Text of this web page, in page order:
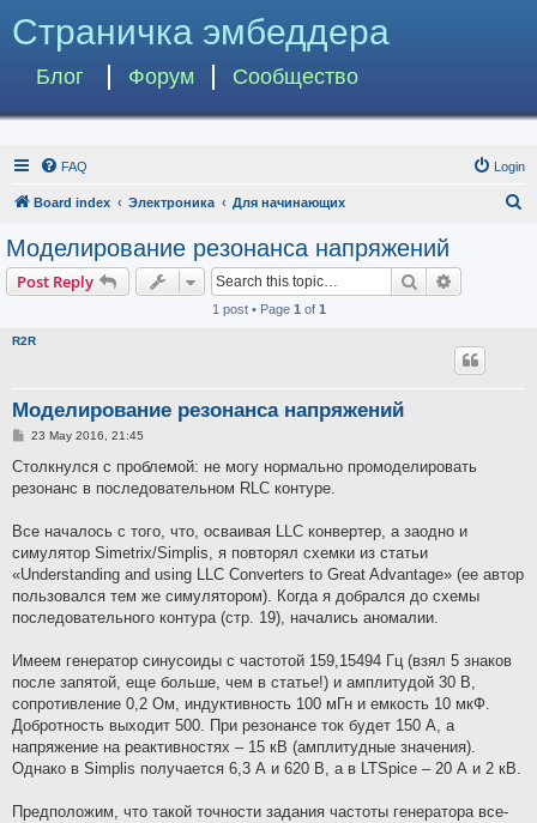
Страничка эмбеддера
Блог Форум Сообщество
FAQ Login
Board index Электроника Для начинающих
Моделирование резонанса напряжений
Post Reply Search
1 post • Page 1 of 1
R2R
Моделирование резонанса напряжений
P
s
23 May 2016, 21:45
Столкнулся с проблемой: не могу нормально промоделировать
резонанс в последовательном RLC контуре.
Все началось с того, что, осваивая LLC конвертер, а заодно и
симулятор Simetrix/Simplis, я повторял схемки из статьи
«Understanding and using LLC Converters to Great Advantage» (ее автор
пользовался тем же симулятором). Когда я добрался до схемы
последовательного контура (стр. 19), начались аномалии.
Имеем генератор синусоиды с частотой 159,15494 Гц (взял 5 знаков
после запятой, еще больше, чем в статье!) и амплитудой 30 В,
сопротивление 0,2 Ом, индуктивность 100 мГн и емкость 10 мкФ.
Добротность выходит 500. При резонансе ток будет 150 А, а
напряжение на реактивностях – 15 кВ (амплитудные значения).
Однако в Simplis получается 6,3 А и 620 В, а в LTSpice – 20 А и 2 кВ.
Предположим, что такой точности задания частоты генератора все-